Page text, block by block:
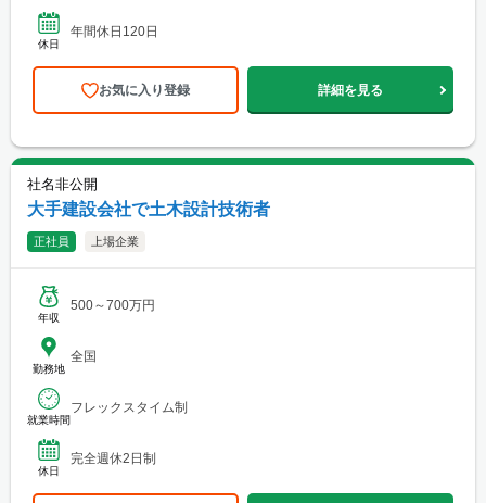
休日
年間休日120日
お気に入り登録 詳細を見る
社名非公開
大手建設会社で土木設計技術者
正社員 上場企業
年収
500～700万円
勤務地
全国
就業時間
フレックスタイム制
休日
完全週休2日制